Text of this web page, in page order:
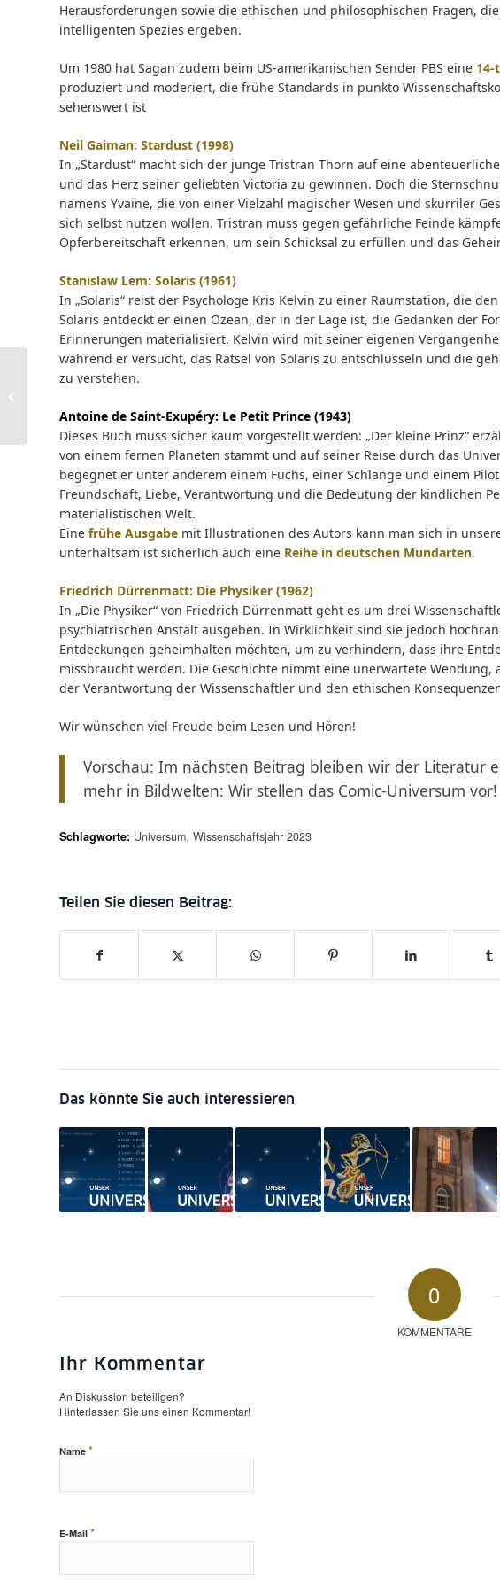
Herausforderungen sowie die ethischen und philosophischen Fragen,
intelligenten Spezies ergeben.
Um 1980 hat Sagan zudem beim US-amerikanischen Sender PBS eine 14-
produziert und moderiert, die frühe Standards in punkto
sehenswert ist
Neil Gaiman: Stardust (1998)
In „Stardust“ macht sich der junge Tristran Thorn auf eine
und das Herz seiner geliebten Victoria zu gewinnen. Doch die
namens Yvaine, die von einer Vielzahl magischer Wesen und skurriler
sich selbst nutzen wollen. Tristran muss gegen gefährliche Feinde
Opferbereitschaft erkennen, um sein Schicksal zu erfüllen und das
Stanislaw Lem: Solaris (1961)
In „Solaris“ reist der Psychologe Kris Kelvin zu einer Raumstation, die
Solaris entdeckt er einen Ozean, der in der Lage ist, die Gedanken der
Erinnerungen materialisiert. Kelvin wird mit seiner eigenen
während er versucht, das Rätsel von Solaris zu entschlüsseln und die
zu verstehen.
Antoine de Saint-Exupéry: Le Petit Prince (1943)
Dieses Buch muss sicher kaum vorgestellt werden: „Der kleine Prinz“
von einem fernen Planeten stammt und auf seiner Reise durch das
begegnet er unter anderem einem Fuchs, einer Schlange und einem
Freundschaft, Liebe, Verantwortung und die Bedeutung der kindlichen
materialistischen Welt.
Eine frühe Ausgabe mit Illustrationen des Autors kann man sich in
unterhaltsam ist sicherlich auch eine Reihe in deutschen Mundarten.
Friedrich Dürrenmatt: Die Physiker (1962)
In „Die Physiker“ von Friedrich Dürrenmatt geht es um drei
psychiatrischen Anstalt ausgeben. In Wirklichkeit sind sie jedoch
Entdeckungen geheimhalten möchten, um zu verhindern, dass ihre
missbraucht werden. Die Geschichte nimmt eine unerwartete Wendung,
der Verantwortung der Wissenschaftler und den ethischen
Wir wünschen viel Freude beim Lesen und Hören!
Vorschau: Im nächsten Beitrag bleiben wir der Literatur
mehr in Bildwelten: Wir stellen das Comic-Universum vor!
Schlagworte: Universum, Wissenschaftsjahr 2023
Das könnte Sie auch interessieren
0
KOMMENTARE
Ihr Kommentar
An Diskussion beteiligen?
Hinterlassen Sie uns einen Kommentar!
Name *
E-Mail *
Neue Blogreihe: Unser